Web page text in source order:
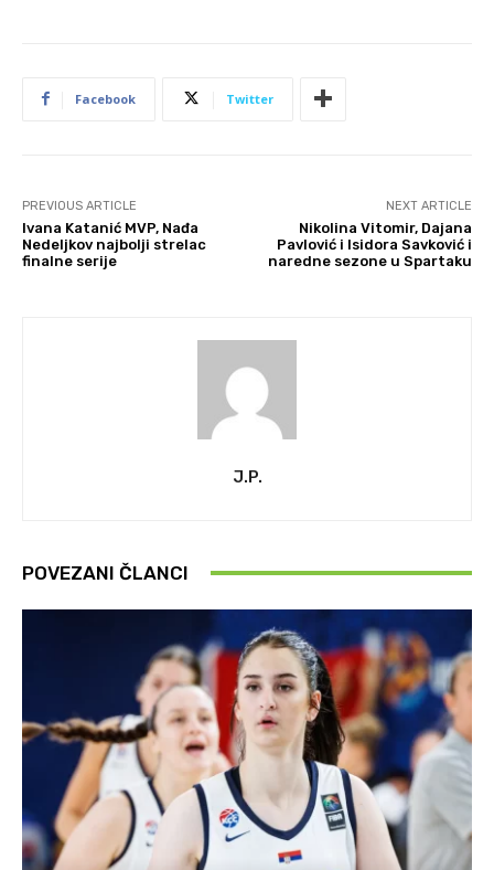
Facebook Twitter
PREVIOUS ARTICLE
Ivana Katanić MVP, Nađa
Nedeljkov najbolji strelac
finalne serije
NEXT ARTICLE
Nikolina Vitomir, Dajana
Pavlović i Isidora Savković i
naredne sezone u Spartaku
J.P.
POVEZANI ČLANCI